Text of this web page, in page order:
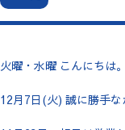
火曜・水曜 こんにちは。
12月7日(火) 誠に勝手な